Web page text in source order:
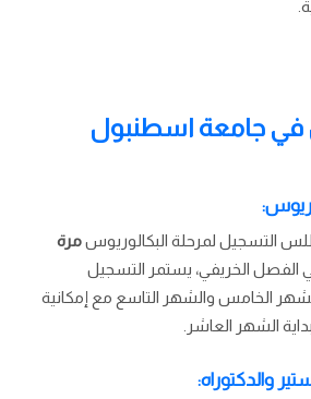
في جامعة اسطنبول
التسجيل لمرحلة البكالوريوسمرة
الخريفي، يستمر التسجيل
الخامس والشهر التاسع مع إمكانية
الشهر العاشر.
والدكتوراه: